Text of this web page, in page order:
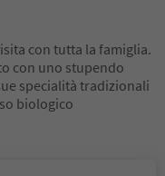
con tutta la famiglia.
con uno stupendo
specialità tradizionali
biologico